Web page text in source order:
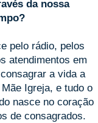
da nossa
pelo rádio, pelos
atendimentos em
a vida a
Igreja, e tudo o
nasce no coração
de consagrados.